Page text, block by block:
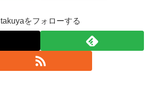
takuyaをフォローする